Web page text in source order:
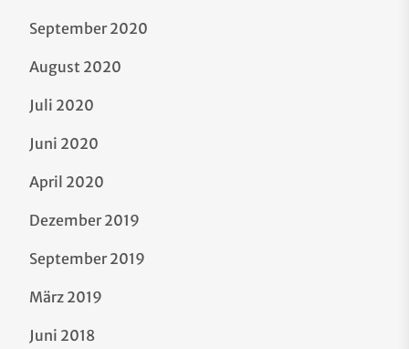
September 2020
August 2020
Juli 2020
Juni 2020
April 2020
Dezember 2019
September 2019
März 2019
Juni 2018